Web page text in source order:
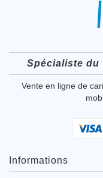
Spécialiste du
Vente en ligne de
Informations